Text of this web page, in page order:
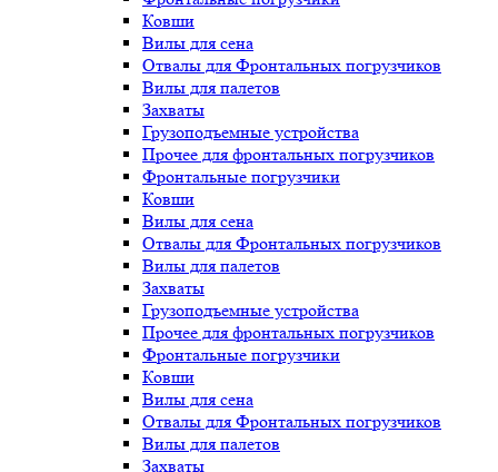
Ковши
Вилы для сена
Отвалы для Фронтальных погрузчиков
Вилы для палетов
Захваты
Грузоподъемные устройства
Прочее для фронтальных погрузчиков
Фронтальные погрузчики
Ковши
Вилы для сена
Отвалы для Фронтальных погрузчиков
Вилы для палетов
Захваты
Грузоподъемные устройства
Прочее для фронтальных погрузчиков
Фронтальные погрузчики
Ковши
Вилы для сена
Отвалы для Фронтальных погрузчиков
Вилы для палетов
Захваты